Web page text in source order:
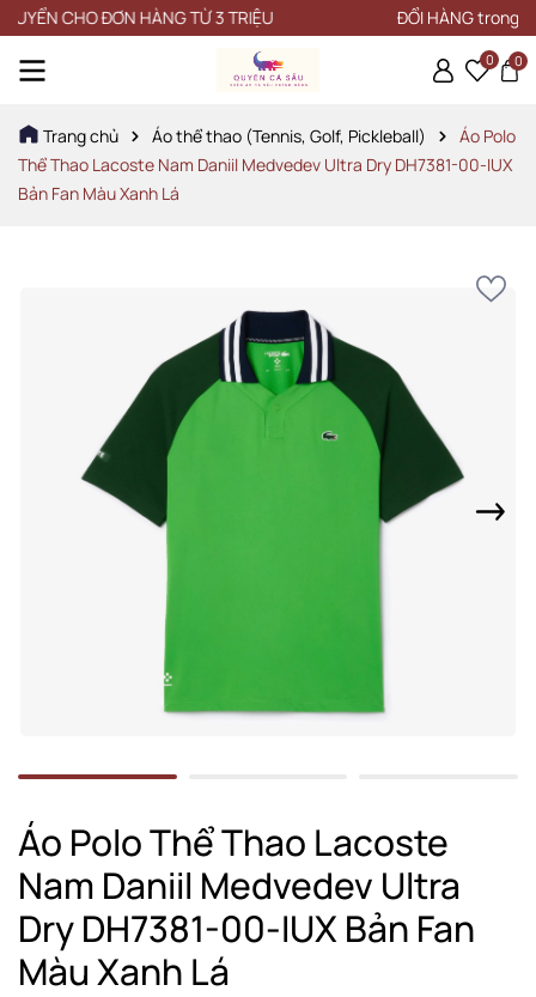
CHO ĐƠN HÀNG TỪ 3 TRIỆU ĐỔI HÀNG trong vòng
0 0
Trang chủ Áo thể thao (Tennis, Golf, Pickleball)
Áo Polo
Thể Thao Lacoste Nam Daniil Medvedev Ultra Dry DH7381-00-IUX
Bản Fan Màu Xanh Lá
Áo Polo Thể Thao Lacoste
Nam Daniil Medvedev Ultra
Dry DH7381-00-IUX Bản Fan
Màu Xanh Lá